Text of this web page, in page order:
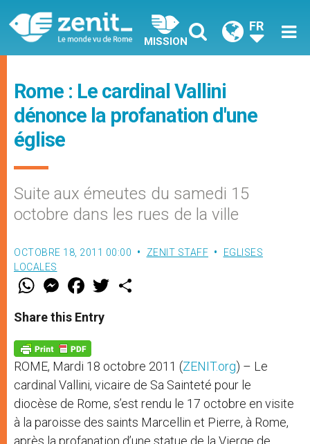
MISSION
FR
Rome : Le cardinal Vallini
dénonce la profanation d'une
église
Suite aux émeutes du samedi 15
octobre dans les rues de la ville
OCTOBRE 18, 2011 00:00 ZENIT STAFF
EGLISES
LOCALES
W
t
s
p
p
M
e
s
e
g
e
r
F
a
e
b
o
k
w
Share this Entry
ROME, Mardi 18 octobre 2011 (ZENIT.org) – Le
cardinal Vallini, vicaire de Sa Sainteté pour le
diocèse de Rome, s’est rendu le 17 octobre en visite
à la paroisse des saints Marcellin et Pierre, à Rome,
après la profanation d’une statue de la Vierge de